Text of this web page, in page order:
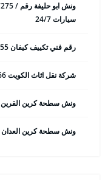
سيارات 24/7
رقم فني تكييف كيفان 98025055 فني تكييف مركزي 24 ساعة
شركة نقل اثاث الكويت 50993766 هاف لوري وانيت نقل عفش
ونش سطحة كرين القرين 65557275 ونش سحب وانقاذ سيارات
ونش سطحة كرين العدان 65557275 ونش سحب وانقاذ سيارات